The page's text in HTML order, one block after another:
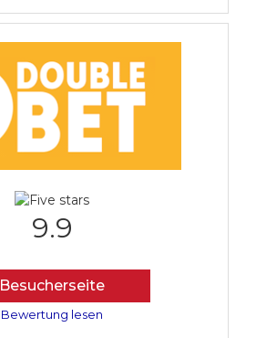
9.9
Besucherseite
Bewertung lesen